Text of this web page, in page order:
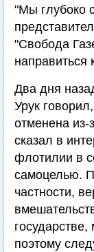
"Мы глубоко
"Свобода
направиться
Два дня
Урук
отменена из-
сказал в
флотилии в
самоцелью.
частности,
поэтому